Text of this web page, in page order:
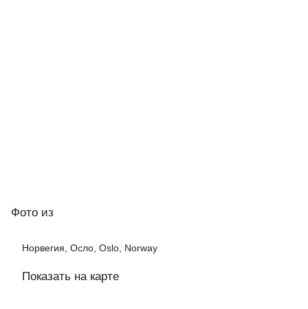
Фото из
Норвегия, Осло, Oslo, Norway
Показать на карте